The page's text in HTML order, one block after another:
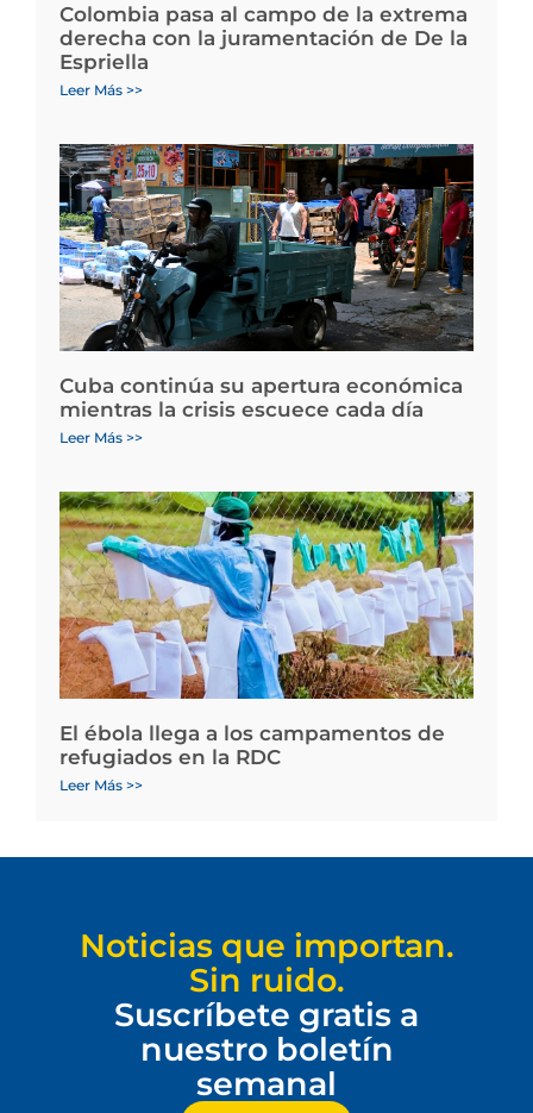
Colombia pasa al campo de la extrema
derecha con la juramentación de De la
Espriella
Leer Más >>
Cuba continúa su apertura económica
mientras la crisis escuece cada día
Leer Más >>
El ébola llega a los campamentos de
refugiados en la RDC
Leer Más >>
Noticias que importan.
Sin ruido.
Suscríbete gratis a
nuestro boletín
semanal